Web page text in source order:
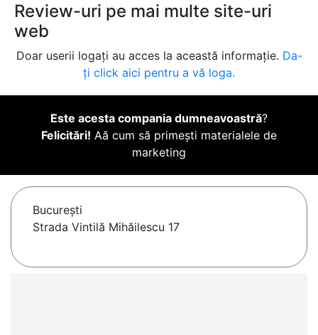
Review-uri pe mai multe site-uri
web
Doar userii logați au acces la această informație. Da-
ți click aici pentru a vă loga.
Este acesta compania dumneavoastră?
Felicitări! Aă cum să primești materialele de
marketing
Bucureşti
Strada Vintilă Mihăilescu 17